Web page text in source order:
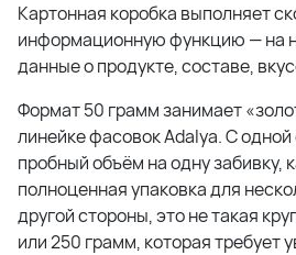
Картонная коробка выполняет
информационную функцию — на
данные о продукте, составе,
Формат 50 грамм занимает
линейке фасовок Adalya. С
пробный объём на одну забивку,
полноценная упаковка для
другой стороны, это не такая
или 250 грамм, которая требует